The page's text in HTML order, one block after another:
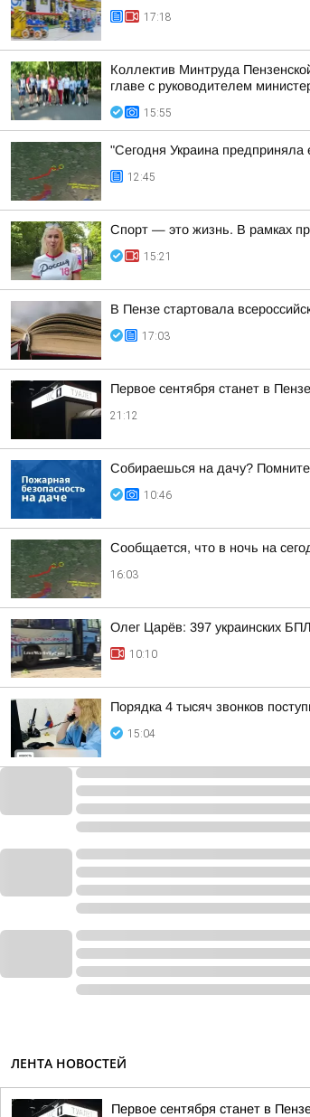
17:18
Коллектив Минтруда
главе с руководителем
15:55
"Сегодня Украина
12:45
Спорт — это жизнь. В рамках
15:21
В Пензе стартовала
17:03
Первое сентября станет в
21:12
Собираешься на дачу?
10:46
Сообщается, что в ночь на
16:03
Олег Царёв: 397 украинских
10:10
Порядка 4 тысяч звонков
15:04
ЛЕНТА НОВОСТЕЙ
Первое сентября станет в